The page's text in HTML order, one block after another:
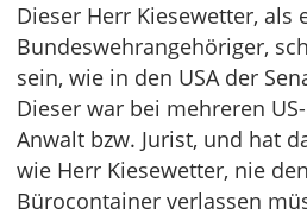
Dieser Herr Kiesewetter, als
Bundeswehrangehöriger,
sein, wie in den USA der
Dieser war bei mehreren
Anwalt bzw. Jurist, und hat
wie Herr Kiesewetter, nie
Bürocontainer verlassen